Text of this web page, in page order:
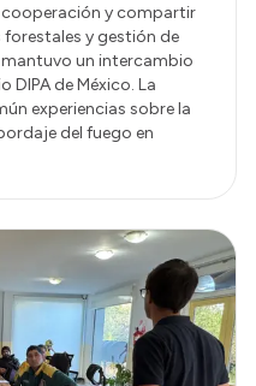
cooperación y compartir
y gestión de
mantuvo un intercambio
DIPA de México. La
experiencias sobre la
del fuego en